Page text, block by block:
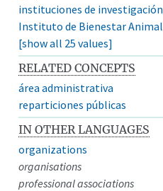
instituciones de investigación
Instituto de Bienestar Animal
[show all 25 values]
RELATED CONCEPTS
área administrativa
reparticiones públicas
IN OTHER LANGUAGES
organizations
organisations
professional associations